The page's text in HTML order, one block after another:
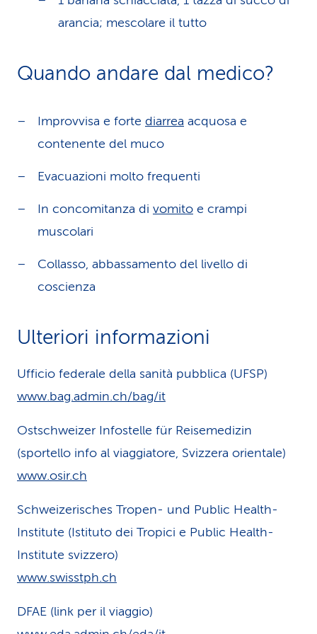
arancia; mescolare il tutto
Quando andare dal medico?
Improvvisa e forte diarrea acquosa e
contenente del muco
Evacuazioni molto frequenti
In concomitanza di vomito e crampi
muscolari
Collasso, abbassamento del livello di
coscienza
Ulteriori informazioni
Ufficio federale della sanità pubblica (UFSP)
www.bag.admin.ch/bag/it
Ostschweizer Infostelle für Reisemedizin
(sportello info al viaggiatore, Svizzera orientale)
www.osir.ch
Schweizerisches Tropen- und Public Health-
Institute (Istituto dei Tropici e Public Health-
Institute svizzero)
www.swisstph.ch
DFAE (link per il viaggio)